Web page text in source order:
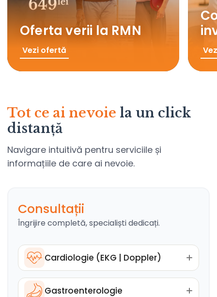
Oferta verii la RMN
Vezi ofertă
Tot ce ai nevoie la un click
distanță
Navigare intuitivă pentru serviciile și
informațiile de care ai nevoie.
Consultații
Îngrijire completă, specialiști dedicați.
Cardiologie (EKG | Doppler)
Gastroenterologie